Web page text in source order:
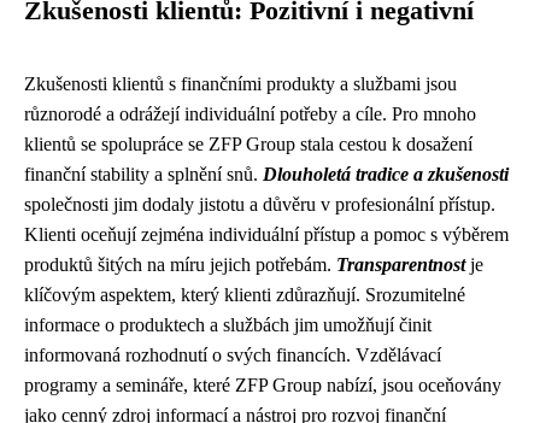
Zkušenosti klientů: Pozitivní i negativní
Zkušenosti klientů s finančními produkty a službami jsou
různorodé a odrážejí individuální potřeby a cíle. Pro mnoho
klientů se spolupráce se ZFP Group stala cestou k dosažení
finanční stability a splnění snů. Dlouholetá tradice a zkušenosti
společnosti jim dodaly jistotu a důvěru v profesionální přístup.
Klienti oceňují zejména individuální přístup a pomoc s výběrem
produktů šitých na míru jejich potřebám. Transparentnostje
klíčovým aspektem, který klienti zdůrazňují. Srozumitelné
informace o produktech a službách jim umožňují činit
informovaná rozhodnutí o svých financích. Vzdělávací
programy a semináře, které ZFP Group nabízí, jsou oceňovány
jako cenný zdroj informací a nástroj pro rozvoj finanční